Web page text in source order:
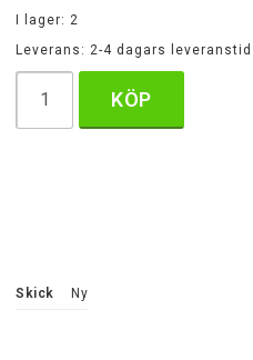
I lager: 2
Leverans: 2-4 dagars leveranstid
KÖP
Skick Ny